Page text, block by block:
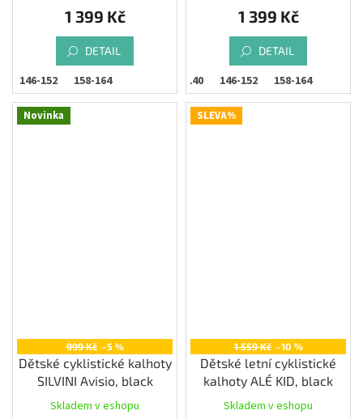
1 399 Kč
DETAIL
146-152 158-164
1 399 Kč
DETAIL
134-140 146-152 158-164
Novinka
999 Kč –5 %
Dětské cyklistické kalhoty
SILVINI Avisio, black
Skladem v eshopu
SLEVA%
1 559 Kč –10 %
Dětské letní cyklistické
kalhoty ALÉ KID, black
Skladem v eshopu